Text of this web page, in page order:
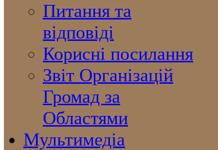
Питання та
відповіді
Корисні посилання
Звіт Організацій
Громад за
Областями
Мультимедіа